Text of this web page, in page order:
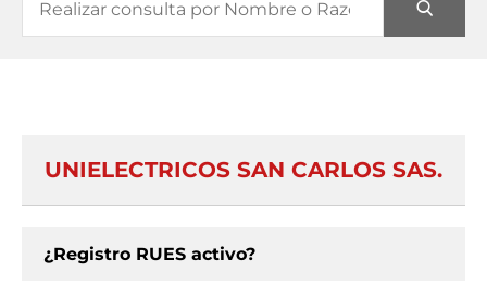
UNIELECTRICOS SAN CARLOS SAS.
¿Registro RUES activo?